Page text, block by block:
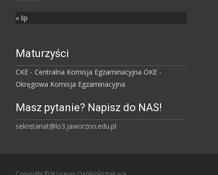
« lip
Maturzyści
CKE - Centralna Komisja Egzaminacyjna OKE -
Okręgowa Komisja Egzaminacyjna
Masz pytanie? Napisz do NAS!
sekretariat@lo3.jaworzno.edu.pl